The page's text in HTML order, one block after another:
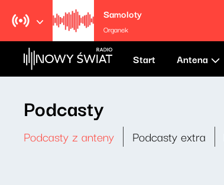
Samoloty
Organek
Start Antena
Podcasty
Podcasty z anteny Podcasty extra